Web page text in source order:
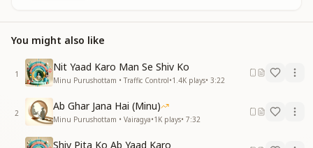
भक्तों की तू मा है प्यारे हो
जिसको पूजे दुनिया सारी
भक्तों की तू मा है प्यारे हो
जिसको पूजे दुनिया सारी
ये राज न जाने कोई यहा
ये राज न जाने कोई यहा
क्यों लगते हो हमको प्यारी
तुझे देखके आते बाबा याद
उस दिलबर पर जाऊ मैं बलिहार
You might also like
1
Nit Yaad Karo Man Se Shiv Ko
Minu Purushottam • Traffic Control•1.4K plays• 3:22
2
Ab Ghar Jana Hai (Minu)
Minu Purushottam • Vairagya•1K plays• 7:32
Shiv Pita Ko Ab Yaad Karo